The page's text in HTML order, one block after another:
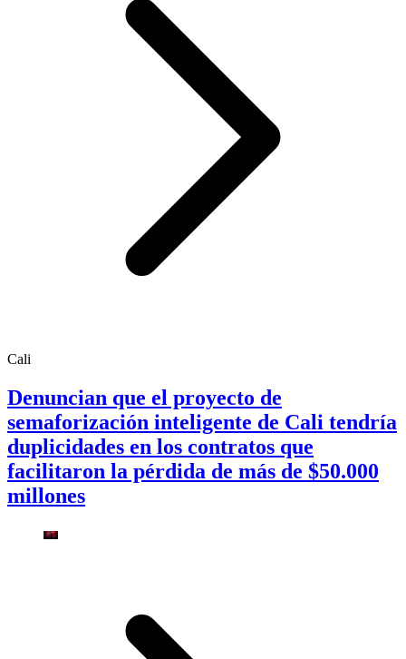
Cali
Denuncian que el proyecto de
semaforización inteligente de Cali tendría
duplicidades en los contratos que
facilitaron la pérdida de más de $50.000
millones